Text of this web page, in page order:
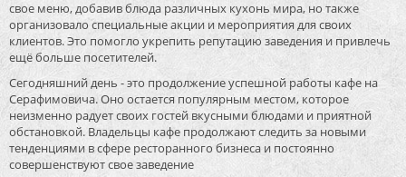
свое меню, добавив блюда различных кухонь мира, но также
организовало специальные акции и мероприятия для своих
клиентов. Это помогло укрепить репутацию заведения и привлечь
ещё больше посетителей.
Сегодняшний день - это продолжение успешной работы кафе на
Серафимовича. Оно остается популярным местом, которое
неизменно радует своих гостей вкусными блюдами и приятной
обстановкой. Владельцы кафе продолжают следить за новыми
тенденциями в сфере ресторанного бизнеса и постоянно
совершенствуют свое заведение